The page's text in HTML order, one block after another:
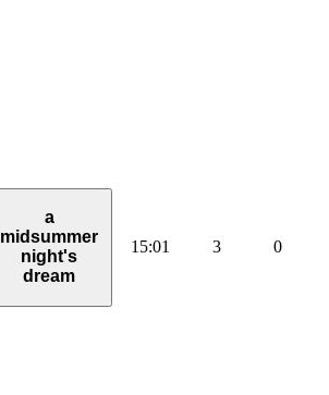
a
midsummer
night's
dream
15:01 3 0